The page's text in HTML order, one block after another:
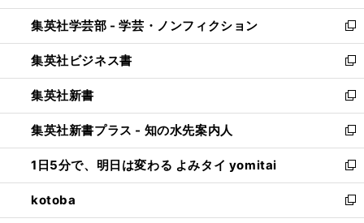
開
く
ウ
で
開
く
ン
ド
ウ
で
開
く
ウ
ィ
ン
ド
ウ
で
開
く
集英社学芸部 - 学芸・ノンフィクション
新
し
い
ウ
ィ
ン
ド
ウ
で
開
く
集英社ビジネス書
新
し
い
ウ
ィ
ン
ド
ウ
で
開
集英社新書
新
し
い
ウ
ィ
ン
ド
ウ
集英社新書プラス - 知の水先案内人
新
し
い
ウ
ィ
ン
1日5分で、明日は変わる よみタイ yomitai
新
し
い
ウ
kotoba
新